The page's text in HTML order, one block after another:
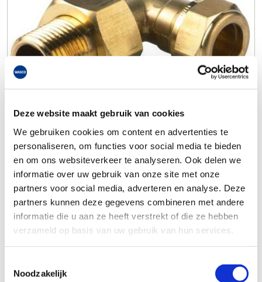
Deze website maakt gebruik van cookies
We gebruiken cookies om content en advertenties te
personaliseren, om functies voor social media te bieden
en om ons websiteverkeer te analyseren. Ook delen we
informatie over uw gebruik van onze site met onze
partners voor social media, adverteren en analyse. Deze
partners kunnen deze gegevens combineren met andere
informatie die u aan ze heeft verstrekt of die ze hebben
verzameld op basis van uw gebruik van hun services.
Noodzakelijk